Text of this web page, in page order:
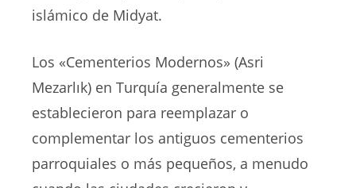
islámico de Midyat.
Los «Cementerios Modernos» (Asri
Mezarlık) en Turquía generalmente se
establecieron para reemplazar o
complementar los antiguos cementerios
parroquiales o más pequeños, a menudo